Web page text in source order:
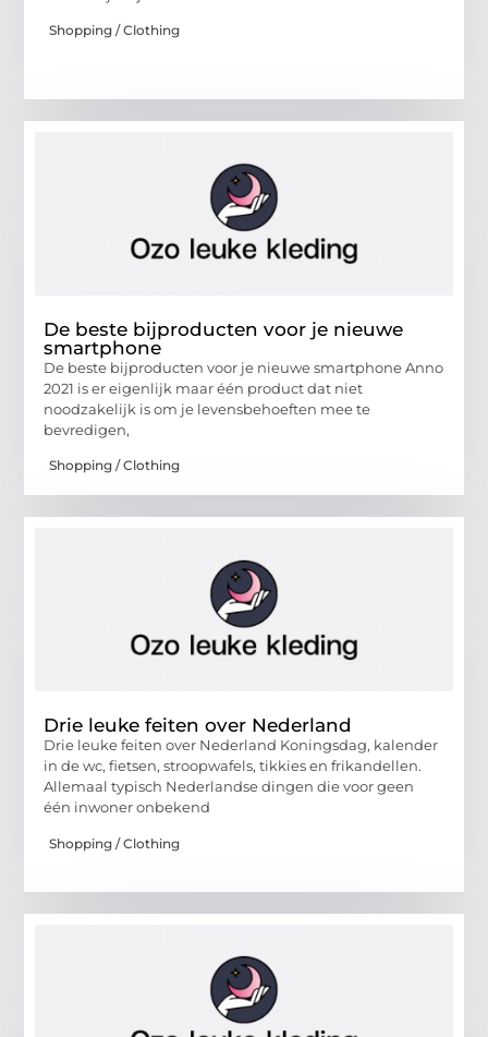
Shopping / Clothing
De beste bijproducten voor je nieuwe
smartphone
De beste bijproducten voor je nieuwe smartphone Anno
2021 is er eigenlijk maar één product dat niet
noodzakelijk is om je levensbehoeften mee te
bevredigen,
Shopping / Clothing
Drie leuke feiten over Nederland
Drie leuke feiten over Nederland Koningsdag, kalender
in de wc, fietsen, stroopwafels, tikkies en frikandellen.
Allemaal typisch Nederlandse dingen die voor geen
één inwoner onbekend
Shopping / Clothing